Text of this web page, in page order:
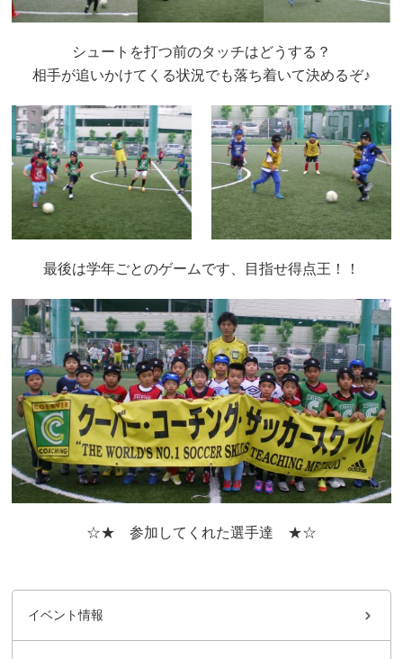
シュートを打つ前のタッチはどうする？
相手が追いかけてくる状況でも落ち着いて決めるぞ♪
最後は学年ごとのゲームです、目指せ得点王！！
☆★ 参加してくれた選手達 ★☆
イベント情報